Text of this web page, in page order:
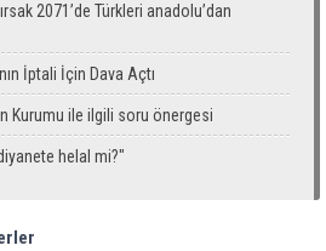
2071’de Türkleri anadolu’dan
İptali İçin Dava Açtı
Kurumu ile ilgili soru önergesi
helal mi?"